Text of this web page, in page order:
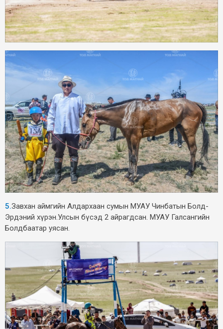
5.Завхан аймгийн Алдархаан сумын МУАУ Чинбатын Болд-
Эрдэний хүрэн.Улсын бүсэд 2 айрагдсан. МУАУ Галсангийн
Болдбаатар уясан.